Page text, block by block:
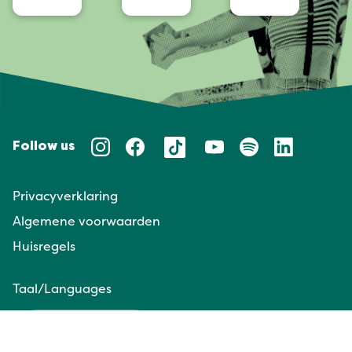
Follow us
Privacyverklaring
Algemene voorwaarden
Huisregels
Taal/Languages